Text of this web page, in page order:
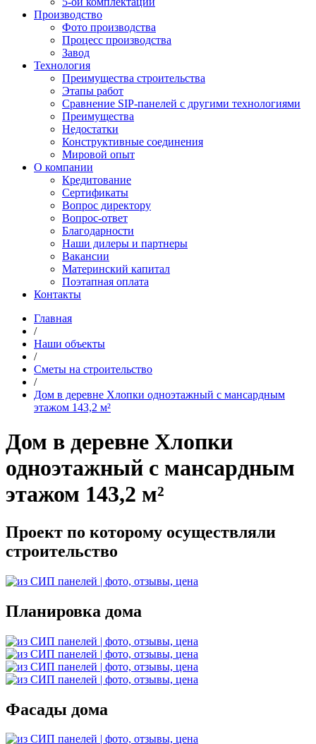
Производство
Фото производства
Процесс производства
Завод
Технология
Преимущества строительства
Этапы работ
Сравнение SIP-панелей с другими технологиями
Преимущества
Недостатки
Конструктивные соединения
Мировой опыт
О компании
Кредитование
Сертификаты
Вопрос директору
Вопрос-ответ
Благодарности
Наши дилеры и партнеры
Вакансии
Материнский капитал
Поэтапная оплата
Контакты
Главная
/
Наши объекты
/
Сметы на строительство
/
Дом в деревне Хлопки одноэтажный с мансардным
этажом 143,2 м²
Дом в деревне Хлопки
одноэтажный с мансардным
этажом 143,2 м²
Проект по которому осуществляли
строительство
Планировка дома
Фасады дома